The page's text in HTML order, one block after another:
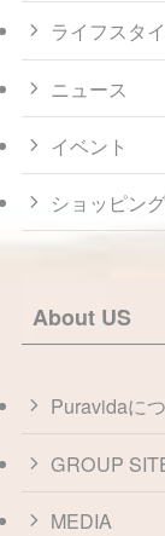
ライフスタ
ニュース
イベント
ショッピング
About US
Puravidaに
GROUP
MEDIA